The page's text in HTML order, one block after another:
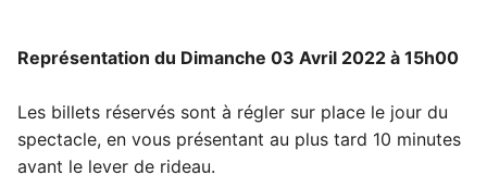
Représentation du Dimanche 03 Avril 2022 à 15h00
Les billets réservés sont à régler sur place le jour du
spectacle, en vous présentant au plus tard 10 minutes
avant le lever de rideau.